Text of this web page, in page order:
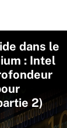
dans le
: Intel
2)